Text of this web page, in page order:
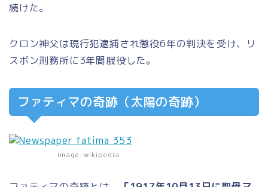
続けた。
クロン神父は現行犯逮捕され懲役6年の判決を受け、リ
スボン刑務所に3年間服役した。
ファティマの奇跡（太陽の奇跡）
image:wikipedia